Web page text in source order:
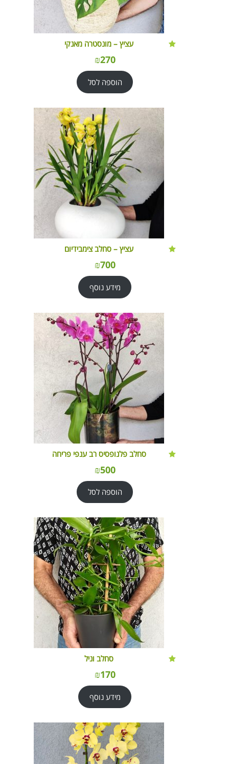
עציץ – מונסטרה מאנקי
₪270
הוספה לסל
עציץ – סחלב צימבידיום
₪700
מידע נוסף
סחלב פלנופסיס רב ענפי פריחה
₪500
הוספה לסל
סחלב וניל
₪170
מידע נוסף